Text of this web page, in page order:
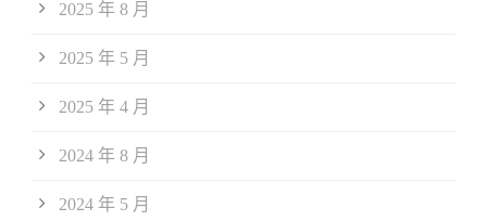
2025 年 8 月
2025 年 5 月
2025 年 4 月
2024 年 8 月
2024 年 5 月